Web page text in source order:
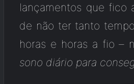
lançamentos que fico
de não ter tanto
horas e horas a fio – n
sono diário para